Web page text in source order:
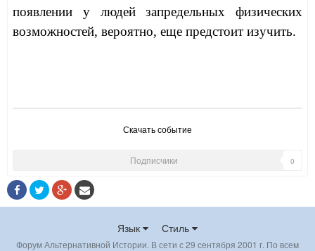
появлении у людей запредельных физических
возможностей, вероятно, еще предстоит изучить.
Скачать событие
Подписчики 0
Язык Стиль
Форум Альтернативной Истории. В сети с 29 сентября 2001 г. По всем